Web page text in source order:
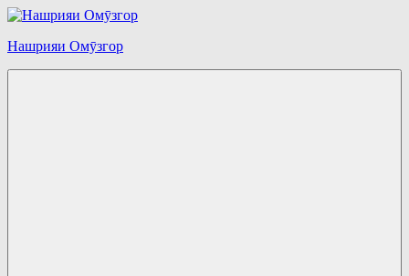
Перейти
содержимому
Нашрияи Омӯзгор